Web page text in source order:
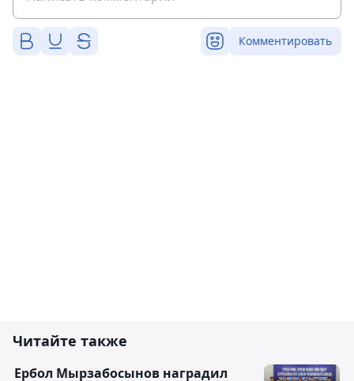
Комментировать
Читайте также
Ербол Мырзабосынов наградил